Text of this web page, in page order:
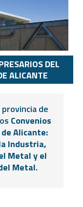
DEL
ALICANTE
de
Convenios
Alicante:
Industria,
Metal y el
Metal.